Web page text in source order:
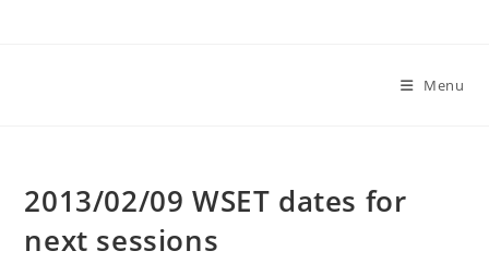
Menu
2013/02/09 WSET dates for
next sessions